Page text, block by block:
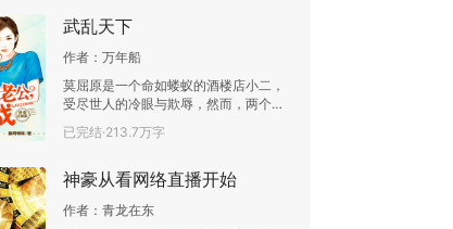
武乱天下
作者： 万年船
莫屈原是一个命如蝼蚁的酒楼店小二，
受尽世人的冷眼与欺辱，然而，两个武
林高人的打赌和一只透明的蜘蛛却改变
了他一生的命运！
已完结·213.7万字
神豪从看网络直播开始
作者： 青龙在东